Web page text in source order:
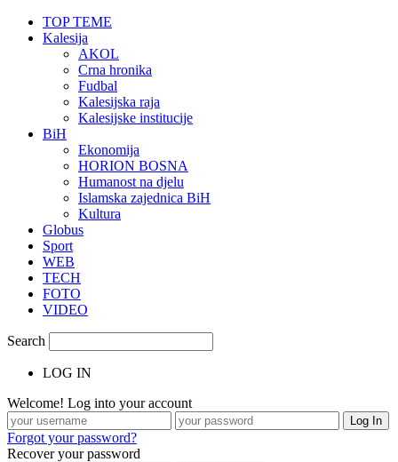
TOP TEME
Kalesija
AKOL
Crna hronika
Fudbal
Kalesijska raja
Kalesijske institucije
BiH
Ekonomija
HORION BOSNA
Humanost na djelu
Islamska zajednica BiH
Kultura
Globus
Sport
WEB
TECH
FOTO
VIDEO
Search
LOG IN
Welcome! Log into your account
Forgot your password?
Recover your password